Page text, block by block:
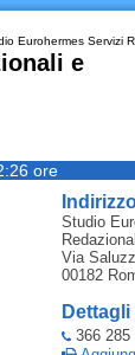
Eurohermes Servizi
e
ore
Studio
Via
00182
366 285